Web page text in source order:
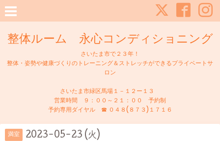
整体ルーム 永心コンディショニング
さいたま市で２３年！
整体・姿勢や健康づくりのトレーニング＆ストレッチができるプライベートサ
ロン
さいたま市緑区馬場１－１２ー１３
営業時間 ９：００～２１：００ 予約制
予約専用ダイヤル ☎ ０４８(８７３)１７１６
満室 2023-05-23 (火)